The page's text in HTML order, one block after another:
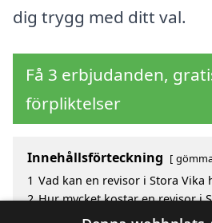
dig trygg med ditt val.
Få 3 erbjudanden,
förpliktelser
Innehållsförteckning
1 Vad kan en revisor i Stora Vika
2 Hur mycket kostar en revisor i
Fördelar med att välja revisor i